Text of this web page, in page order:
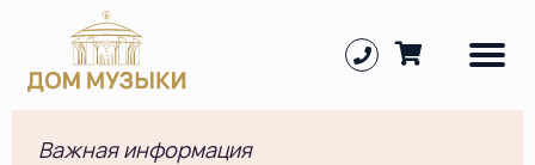
Важная информация